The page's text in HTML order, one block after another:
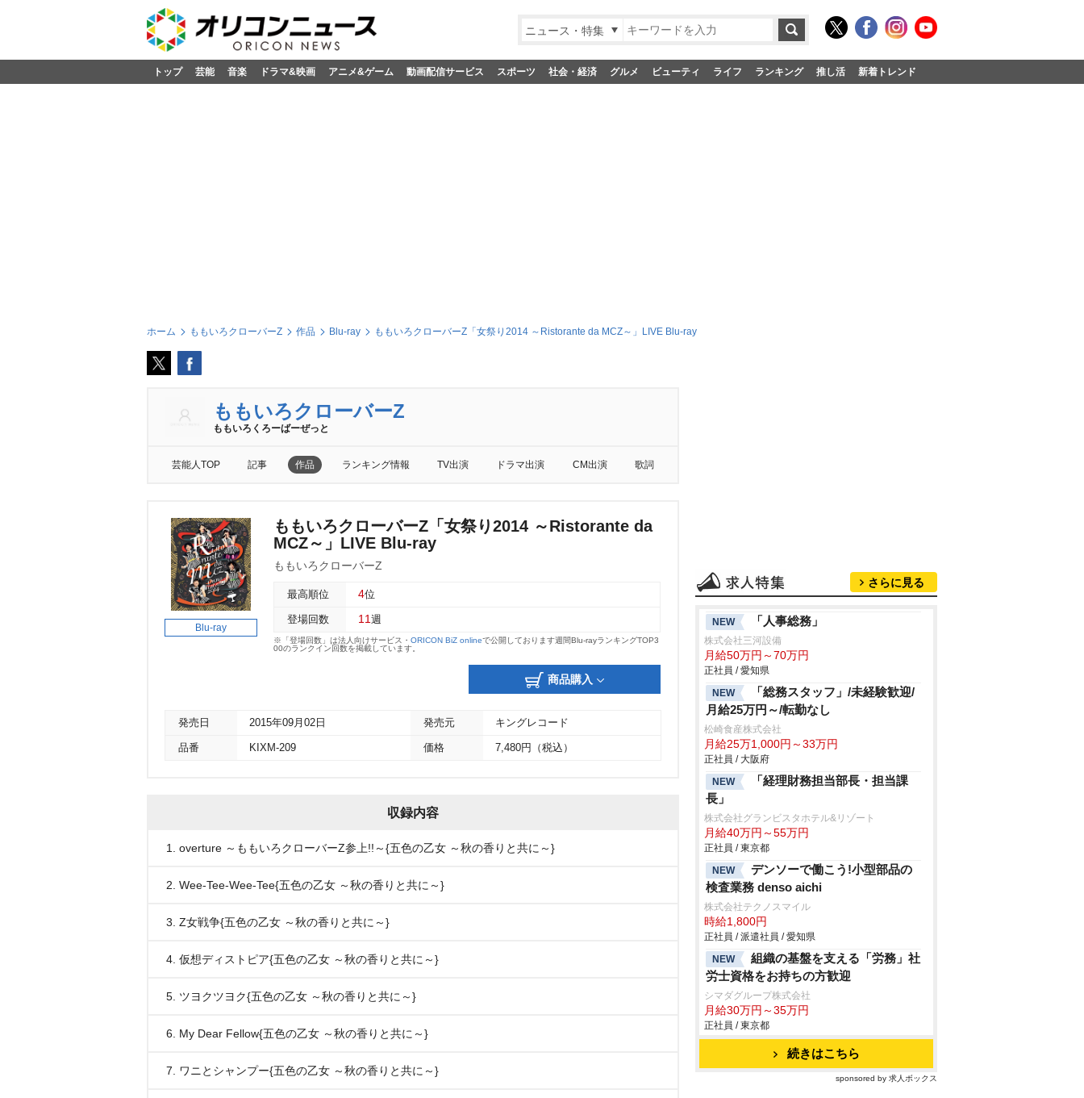
ニュース・特集
トップ 芸能 音楽 ドラマ&映画 アニメ&ゲーム 動画配信サービス スポーツ 社会・経済 グルメ ビューティ ライフ ランキング 推し活 新着トレンド
ホーム ももいろクローバーZ 作品 Blu-ray ももいろクローバーZ「女祭り2014 ～Ristorante da MCZ～」LIVE Blu-ray
ももいろクローバーZ
ももいろくろーばーぜっと
芸能人TOP 記事 作品 ランキング情報 TV出演 ドラマ出演 CM出演 歌詞
Blu-ray
ももいろクローバーZ「女祭り2014 ～Ristorante da
MCZ～」LIVE Blu-ray
ももいろクローバーZ
最高順位 4位
登場回数 11 週
※「登場回数」は法人向けサービス・ ORICON BiZ onlineで公開しております週間Blu-rayランキングTOP3
00のランクイン回数を掲載しています。
商品購入
発売日 2015年09月02日 発売元 キングレコード
品番 KIXM-209 価格 7,480円（税込）
収録内容
1. overture ～ももいろクローバーZ参上!!～{五色の乙女 ～秋の香りと共に～}
2. Wee-Tee-Wee-Tee{五色の乙女 ～秋の香りと共に～}
3. Z女戦争{五色の乙女 ～秋の香りと共に～}
4. 仮想ディストピア{五色の乙女 ～秋の香りと共に～}
5. ツヨクツヨク{五色の乙女 ～秋の香りと共に～}
6. My Dear Fellow{五色の乙女 ～秋の香りと共に～}
7. ワニとシャンプー{五色の乙女 ～秋の香りと共に～}
さらに見る
NEW 「人事総務」
株式会社三河設備
月給50万円～70万円
正社員 / 愛知県
NEW
「総務スタッフ」/未経験歓迎/
月給25万円～/転勤なし
松崎食産株式会社
月給25万1,000円～33万円
正社員 / 大阪府
NEW
「経理財務担当部長・担当課
長」
株式会社グランビスタホテル&リゾート
月給40万円～55万円
正社員 / 東京都
NEW
デンソーで働こう!小型部品の
検査業務 denso aichi
株式会社テクノスマイル
時給1,800円
正社員 / 派遣社員 / 愛知県
NEW
組織の基盤を支える「労務」社
労士資格をお持ちの方歓迎
シマダグループ株式会社
月給30万円～35万円
正社員 / 東京都
続きはこちら
sponsored by 求人ボックス